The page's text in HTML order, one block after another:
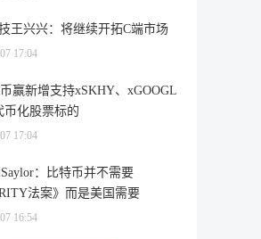
王兴兴：将继续开拓C端市场
17:04
赢新增支持xSKHY、xGOOGL
币化股票标的
17:04
：比特币并不需要
法案》而是美国需要
16:54